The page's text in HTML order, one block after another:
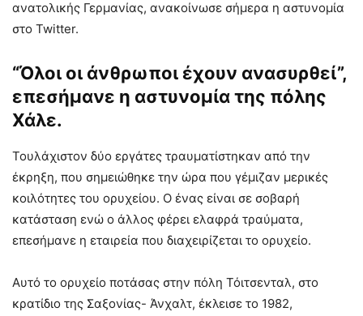
ανατολικής Γερμανίας, ανακοίνωσε σήμερα η αστυνομία
στο Twitter.
“Όλοι οι άνθρωποι έχουν ανασυρθεί”,
επεσήμανε η αστυνομία της πόλης
Χάλε.
Τουλάχιστον δύο εργάτες τραυματίστηκαν από την
έκρηξη, που σημειώθηκε την ώρα που γέμιζαν μερικές
κοιλότητες του ορυχείου. Ο ένας είναι σε σοβαρή
κατάσταση ενώ ο άλλος φέρει ελαφρά τραύματα,
επεσήμανε η εταιρεία που διαχειρίζεται το ορυχείο.
Αυτό το ορυχείο ποτάσας στην πόλη Τόιτσενταλ, στο
κρατίδιο της Σαξονίας- Άνχαλτ, έκλεισε το 1982,